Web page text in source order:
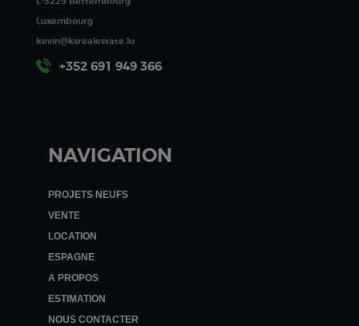
Luxembourg
kevin@ksrealestate.lu
+352 691 949 366
NAVIGATION
PROJETS NEUFS
VENTE
LOCATION
ESPAGNE
A PROPOS
ESTIMATION
NOUS CONTACTER